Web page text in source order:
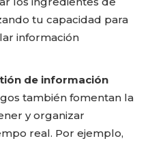
tu capacidad para
información
de información
también fomentan la
y organizar
real. Por ejemplo,